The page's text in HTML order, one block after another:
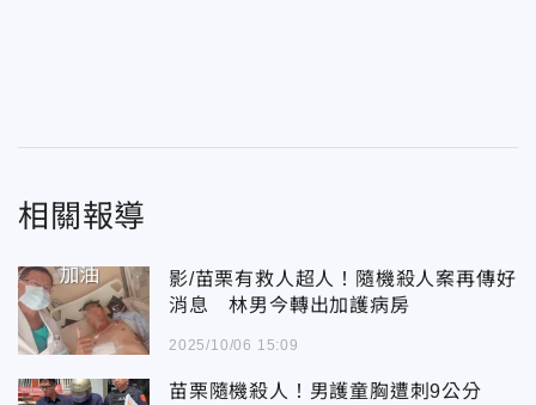
相關報導
影/苗栗有救人超人！隨機殺人案再傳好
消息 林男今轉出加護病房
2025/10/06 15:09
苗栗隨機殺人！男護童胸遭刺9公分